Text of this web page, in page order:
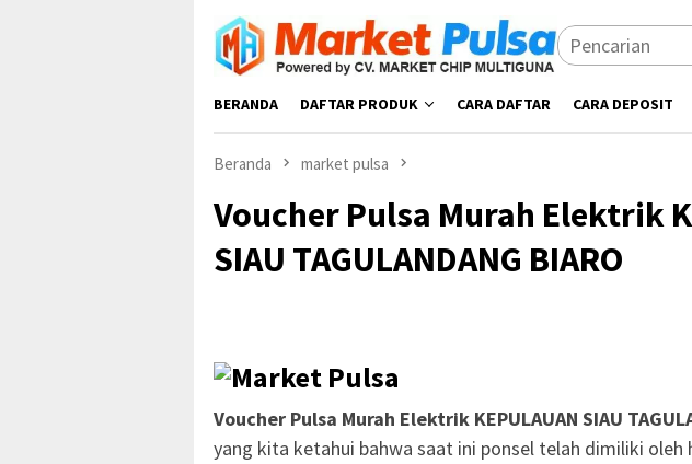
Loncat
konten
BERANDA DAFTAR PRODUK CARA DAFTAR CARA DEPOSIT
Beranda market pulsa
Voucher Pulsa Murah Elektrik
SIAU TAGULANDANG BIARO
Voucher Pulsa Murah Elektrik KEPULAUAN SIAU
yang kita ketahui bahwa saat ini ponsel telah dimiliki oleh